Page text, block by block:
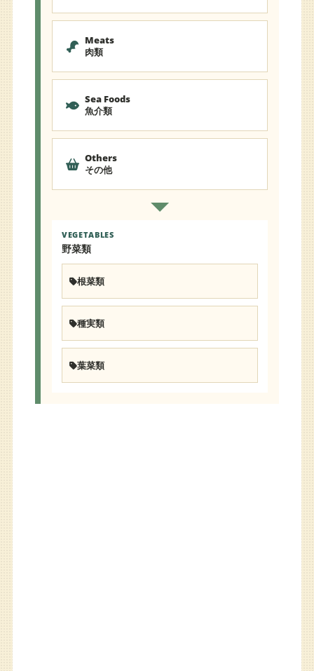
Meats
肉類
Sea Foods
魚介類
Others
その他
VEGETABLES
野菜類
根菜類
種実類
葉菜類